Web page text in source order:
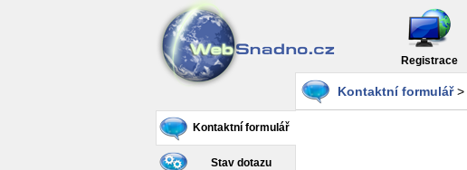
Registrace
Kontaktní formulář
Stav dotazu
Kontaktní formulář>